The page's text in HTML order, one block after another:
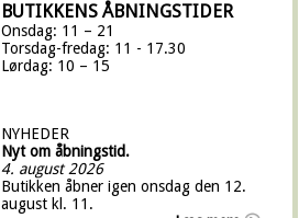
BUTIKKENS ÅBNINGSTIDER
Onsdag: 11 – 21
Torsdag-fredag: 11 - 17.30
Lørdag: 10 – 15
NYHEDER
Nyt om åbningstid.
4. august 2026
Butikken åbner igen onsdag den 12.
august kl. 11.